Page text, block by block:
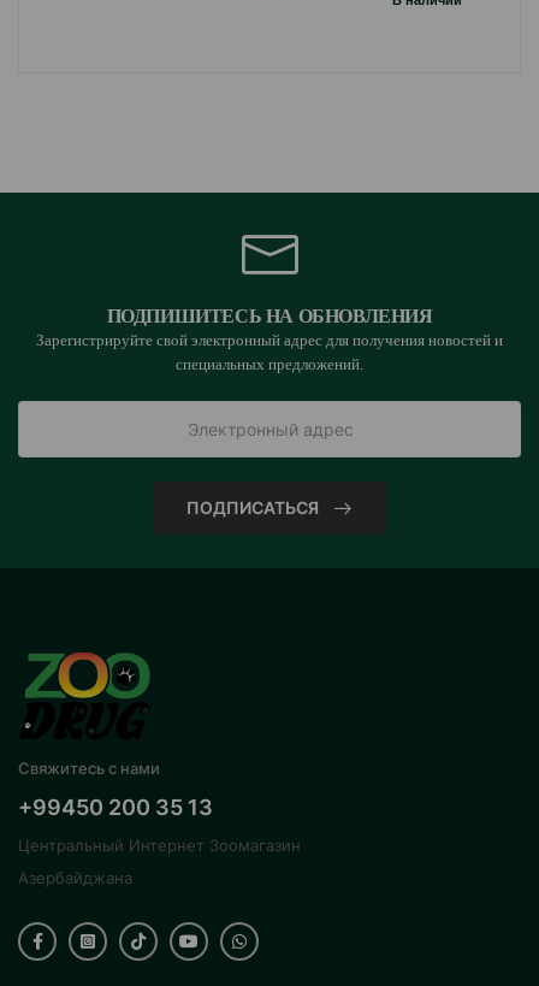
ПОДПИШИТЕСЬ НА ОБНОВЛЕНИЯ
Зарегистрируйте свой электронный адрес для получения новостей и
специальных предложений.
ПОДПИСАТЬСЯ
Свяжитесь с нами
+99450 200 35 13
Центральный Интернет Зоомагазин
Азербайджана